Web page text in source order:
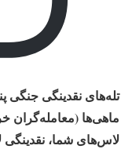
تله‌های نقدینگی جنگی
ماهی‌ها (معامله‌گران
لاس‌های شما، نقدینگی